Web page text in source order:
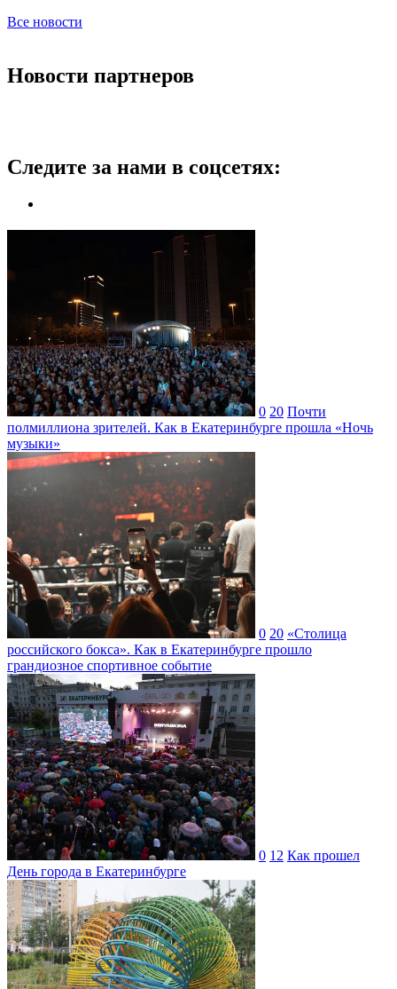
Все новости
Новости партнеров
Следите за нами в соцсетях:
0 20 Почти
полмиллиона зрителей. Как в Екатеринбурге прошла «Ночь
музыки»
0 20 «Столица
российского бокса». Как в Екатеринбурге прошло
грандиозное спортивное событие
0 12 Как прошел
День города в Екатеринбурге